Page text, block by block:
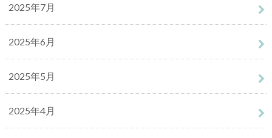
2025年7月
2025年6月
2025年5月
2025年4月